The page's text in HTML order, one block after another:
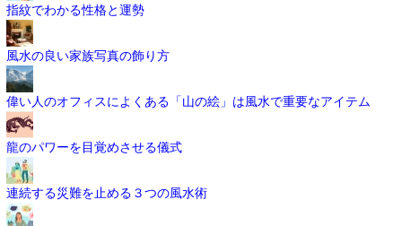
指紋でわかる性格と運勢
風水の良い家族写真の飾り方
偉い人のオフィスによくある「山の絵」は風水で重要なアイテム
龍のパワーを目覚めさせる儀式
連続する災難を止める３つの風水術